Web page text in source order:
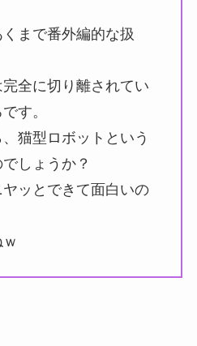
まで番外編的な扱
全に切り離されてい
す。
猫型ロボットという
しょうか？
ッとできて面白いの